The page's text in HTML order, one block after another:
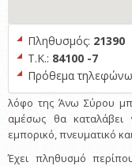
Πληθυσμός: 21390
Τ.Κ.: 84100 -7
Πρόθεμα
λόφο της Άνω Σύρου
αμέσως θα καταλάβει
εμπορικό, πνευματικό
Έχει πληθυσμό